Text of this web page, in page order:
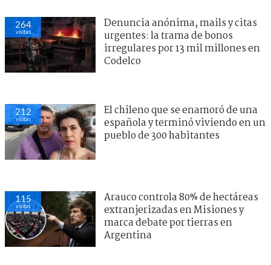
264
visitas
Denuncia anónima, mails y citas
urgentes: la trama de bonos
irregulares por 13 mil millones en
Codelco
212
visitas
El chileno que se enamoró de una
española y terminó viviendo en un
pueblo de 300 habitantes
115
visitas
Arauco controla 80% de hectáreas
extranjerizadas en Misiones y
marca debate por tierras en
Argentina